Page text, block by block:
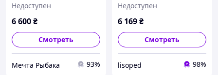
Недоступен
6 600₴
Смотреть
Мечта Рыбака 93%
Недоступен
6 169₴
Смотреть
lisoped 98%